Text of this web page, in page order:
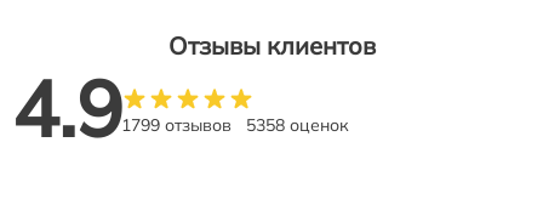
Отзывы клиентов
4.91799 отзывов 5358 оценок